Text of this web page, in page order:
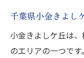
千葉県小金きよし
小金きよしケ丘は
のエリアの一つで